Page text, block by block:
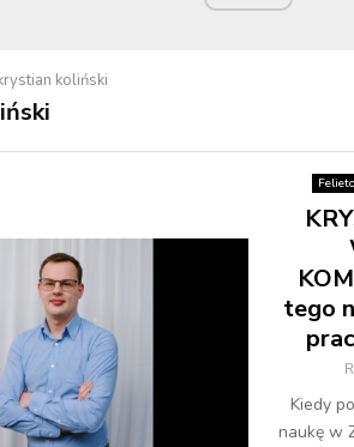
koliński
tego
Kiedy
naukę w